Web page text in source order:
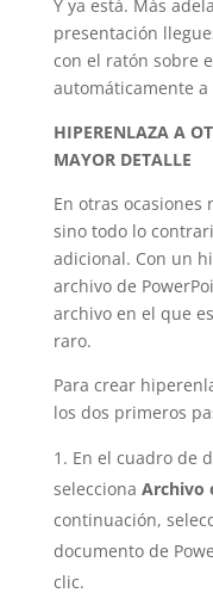
Y ya está. Más
presentación
con el ratón sobre
automáticamente
HIPERENLAZA A
MAYOR DETALLE
En otras
sino todo lo
adicional. Con un
archivo de
archivo en el que
raro.
Para crear
los dos primeros
En el cuadro de
selecciona Archivo
continuación,
documento de
clic.